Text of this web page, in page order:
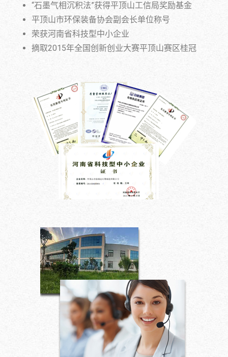
“石墨气相沉积法”获得平顶山工信局奖励基金
平顶山市环保装备协会副会长单位称号
荣获河南省科技型中小企业
摘取2015年全国创新创业大赛平顶山赛区桂冠